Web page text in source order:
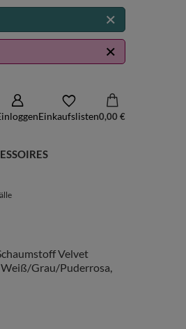
Einkaufslisten0,00 €
Velvet
Weiß/Grau/Puderrosa,